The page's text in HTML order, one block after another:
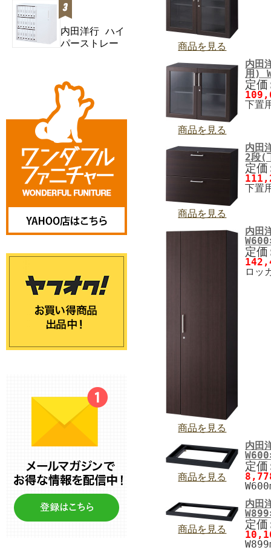
内田洋行 ハイ
パーストレー
商品を見る
商品を見る
内田
用)
定
下置
商品を見る
内田
2段(
定
下置
商品を見る
内田
定
ロ
商品を見る
内田
定
商品を見る
内田
定